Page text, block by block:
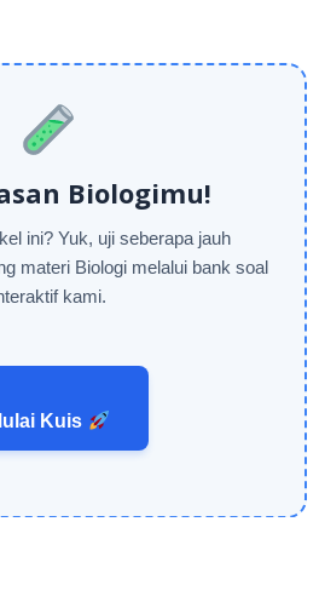
Biologimu!
ini? Yuk, uji seberapa jauh
materi Biologi melalui bank soal
kami.
Kuis